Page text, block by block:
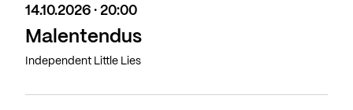
14.10.2026 · 20:00
Malentendus
Independent Little Lies